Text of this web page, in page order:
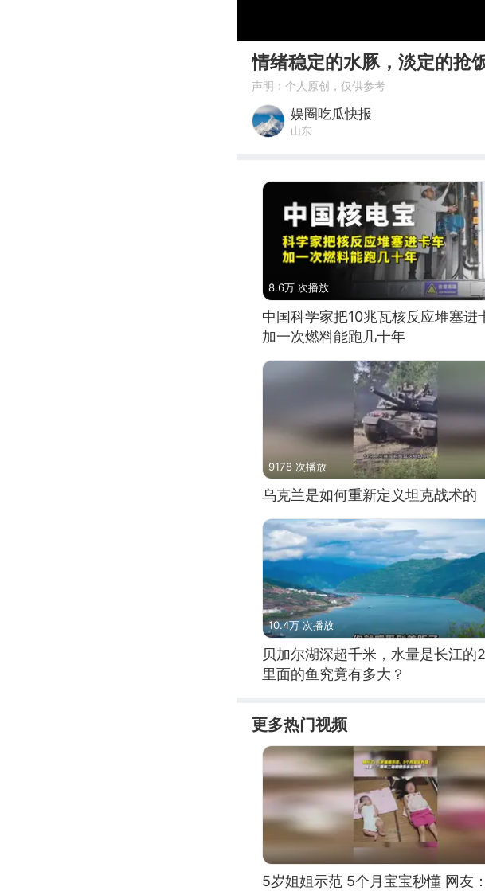
情绪稳定的水豚，淡定的抢
声明：个人原创，仅供参考
娱圈吃瓜快报
山东
8.6万 次播放
中国科学家把10兆瓦核反应堆塞进
加一次燃料能跑几十年
9178 次播放
乌克兰是如何重新定义坦克战术的
10.4万 次播放
贝加尔湖深超千米，水量是长江的
里面的鱼究竟有多大？
更多热门视频
5岁姐姐示范 5个月宝宝秒懂 网友